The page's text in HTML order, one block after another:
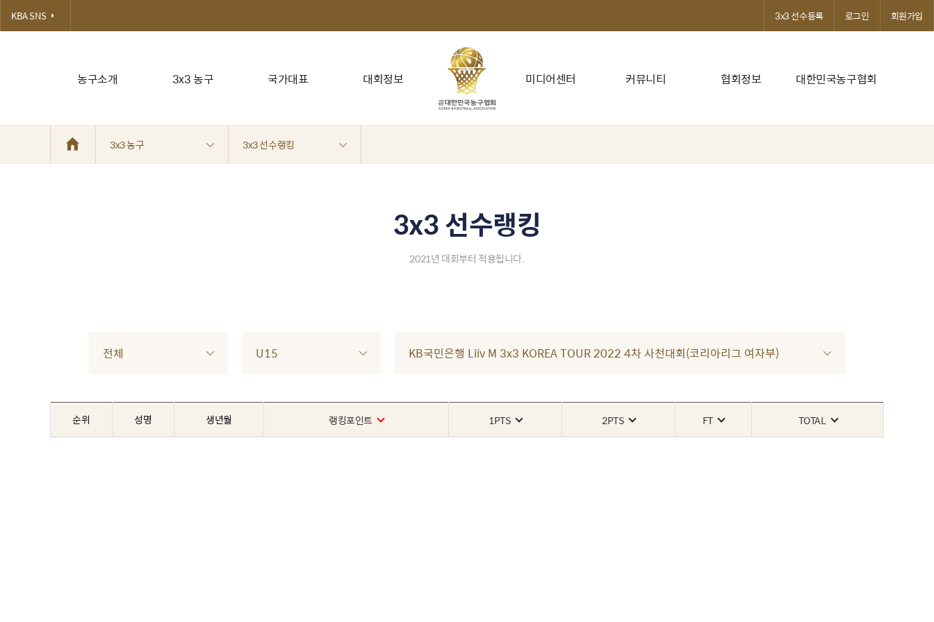
농구소개 3x3 농구 국가대표 대회정보 미디어센터 커뮤니티 협회정보 대한민국농구협회
KBA SNS 3x3 선수등록 로그인 회원가입
3x3 농구 3x3 선수랭킹
3x3 선수랭킹
2021년 대회부터 적용됩니다.
전체 U15 KB국민은행 Liiv M 3x3 KOREA TOUR 2022 4차 사천대회(코리아리그 여자부)
순위 성명 생년월 랭킹포인트 1PTS 2PTS FT TOTAL